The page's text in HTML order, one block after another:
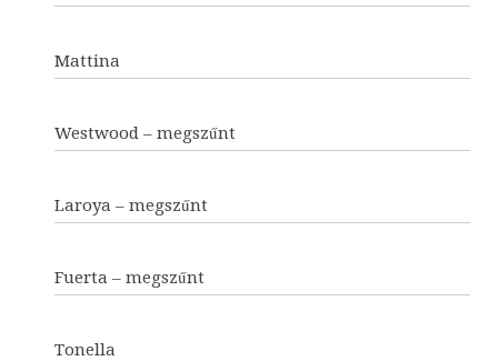
Mattina
Westwood – megszűnt
Laroya – megszűnt
Fuerta – megszűnt
Tonella